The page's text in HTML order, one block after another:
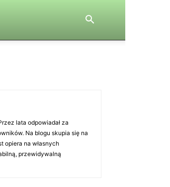
lata odpowiadał za
Na blogu skupia się na
opiera na własnych
przewidywalną